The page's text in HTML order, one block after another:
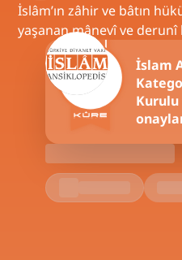
İslâm’ın zâhir ve bâtın
yaşanan mânevî ve derunî
İslam
Kurulu